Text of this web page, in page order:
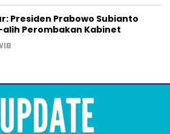
Presiden Prabowo Subianto
Perombakan Kabinet